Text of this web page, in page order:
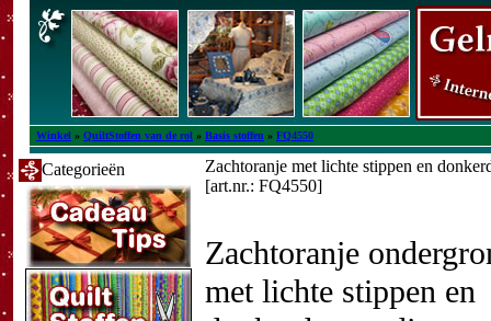
Winkel » QuiltStoffen van de rol » Basis stoffen » FQ4550
Categorieën
Zachtoranje met lichte stippen en
[art.nr.: FQ4550]
Zachtoranje
met lichte stippen en